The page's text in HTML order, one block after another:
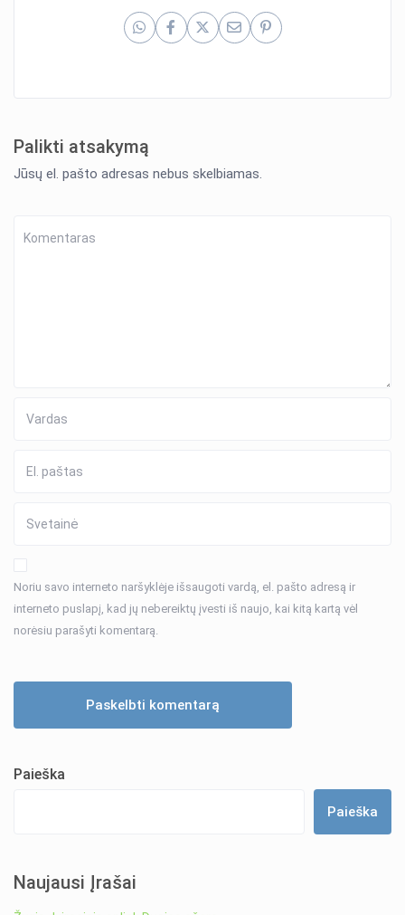
Palikti atsakymą
Jūsų el. pašto adresas nebus skelbiamas.
Noriu savo interneto naršyklėje išsaugoti vardą, el. pašto adresą ir
interneto puslapį, kad jų nebereiktų įvesti iš naujo, kai kitą kartą vėl
norėsiu parašyti komentarą.
Paieška
Paieška
Naujausi Įrašai